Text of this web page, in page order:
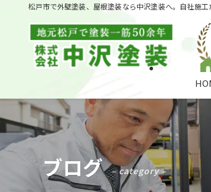
松戸市で外壁塗装、屋根塗装なら中沢塗装へ。自社施
ブログ – category –